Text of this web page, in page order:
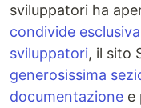
sviluppatori ha
condivide
sviluppatori, il sito
generosissima
documentazione e